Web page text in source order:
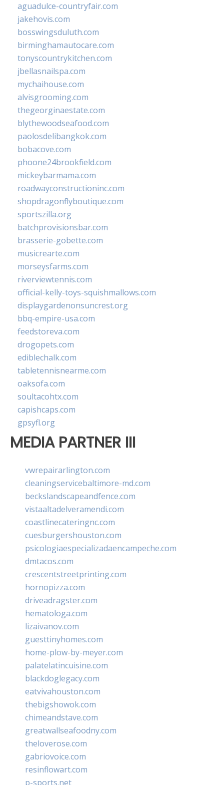
aguadulce-countryfair.com
jakehovis.com
bosswingsduluth.com
birminghamautocare.com
tonyscountrykitchen.com
jbellasnailspa.com
mychaihouse.com
alvisgrooming.com
thegeorginaestate.com
blythewoodseafood.com
paolosdelibangkok.com
bobacove.com
phoone24brookfield.com
mickeybarmama.com
roadwayconstructioninc.com
shopdragonflyboutique.com
sportszilla.org
batchprovisionsbar.com
brasserie-gobette.com
musicrearte.com
morseysfarms.com
riverviewtennis.com
official-kelly-toys-squishmallows.com
displaygardenonsuncrest.org
bbq-empire-usa.com
feedstoreva.com
drogopets.com
ediblechalk.com
tabletennisnearme.com
oaksofa.com
soultacohtx.com
capishcaps.com
gpsyfl.org
MEDIA PARTNER III
vwrepairarlington.com
cleaningservicebaltimore-md.com
beckslandscapeandfence.com
vistaaltadelveramendi.com
coastlinecateringnc.com
cuesburgershouston.com
psicologiaespecializadaencampeche.com
dmtacos.com
crescentstreetprinting.com
hornopizza.com
driveadragster.com
hematologa.com
lizaivanov.com
guesttinyhomes.com
home-plow-by-meyer.com
palatelatincuisine.com
blackdoglegacy.com
eatvivahouston.com
thebigshowok.com
chimeandstave.com
greatwallseafoodny.com
theloverose.com
gabriovoice.com
resinflowart.com
p-sports.net